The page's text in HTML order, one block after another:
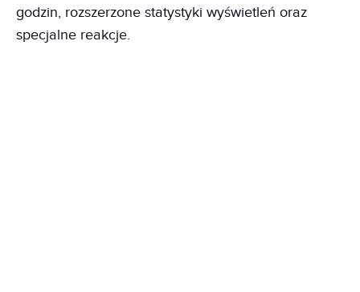
godzin, rozszerzone statystyki wyświetleń oraz
specjalne reakcje.